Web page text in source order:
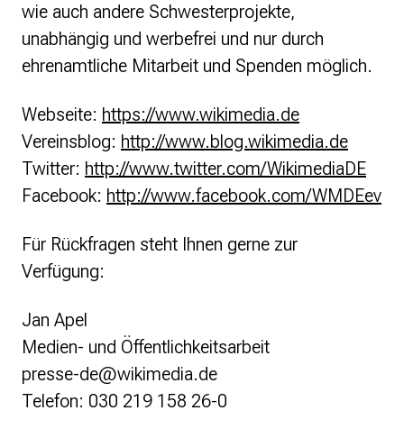
wie auch andere Schwesterprojekte,
unabhängig und werbefrei und nur durch
ehrenamtliche Mitarbeit und Spenden möglich.
​Webseite: https://www.wikimedia.de
Vereinsblog: http://www.blog.wikimedia.de
Twitter: http://www.twitter.com/WikimediaDE
Facebook: http://www.facebook.com/WMDEev
Für Rückfragen steht Ihnen gerne zur
Verfügung:
Jan Apel
Medien- und Öffentlichkeitsarbeit
presse-de@wikimedia.de
Telefon: 030 219 158 26-0